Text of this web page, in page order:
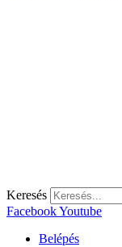
Keresés
FacebookYoutube
Belépés